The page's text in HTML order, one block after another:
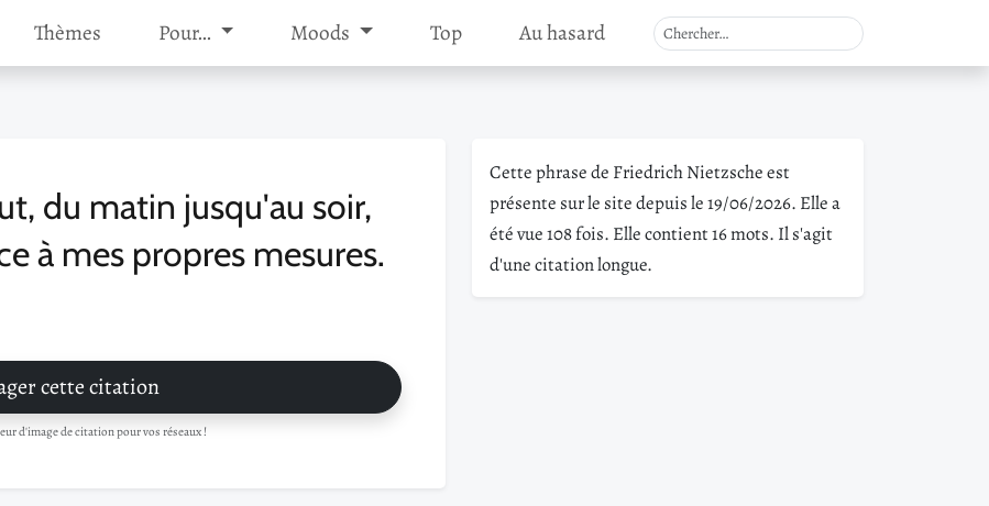
Thèmes Pour… Moods Top Au hasard
du matin jusqu'au soir,
à mes propres mesures.
cette citation
d'image de citation pour vos réseaux !
Cette phrase de Friedrich Nietzsche est
présente sur le site depuis le 19/06/2026. Elle a
été vue 108 fois. Elle contient 16 mots. Il s'agit
d'une citation longue.